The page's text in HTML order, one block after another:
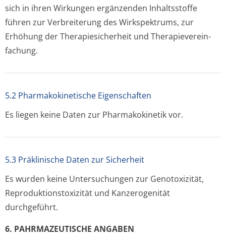
sich in ihren Wirkungen ergänzenden Inhaltsstoffe
führen zur Verbreiterung des Wirkspektrums, zur
Erhöhung der Therapiesicherheit und Therapieverein­
fachung.
5.2 Pharmakokinetische Eigenschaften
Es liegen keine Daten zur Pharmakokinetik vor.
5.3 Präklinische Daten zur Sicherheit
Es wurden keine Untersuchungen zur Genotoxizität,
Reproduktionsto­xizität und Kanzerogenität
durchgeführt.
6. PAHRMAZEUTISCHE ANGABEN